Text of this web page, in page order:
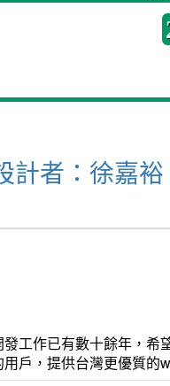
計者：徐嘉
工作已有數十餘年，
戶，提供台灣更優質的